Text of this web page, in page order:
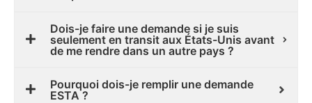
Dois-je faire une demande si je suis
seulement en transit aux États-Unis avant
de me rendre dans un autre pays ?
Pourquoi dois-je remplir une demande
ESTA ?